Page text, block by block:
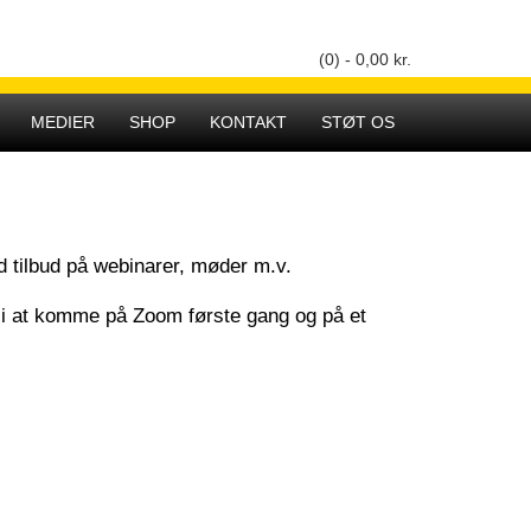
(0) -0,00 kr.
MEDIER SHOP KONTAKT STØT OS
tilbud på webinarer, møder m.v.
komme på Zoom første gang og på et